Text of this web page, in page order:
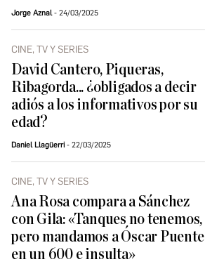
Jorge Aznal 24/03/2025
CINE, TV Y SERIES
David Cantero, Piqueras,
Ribagorda... ¿obligados a decir
adiós a los informativos por su
edad?
Daniel Llagüerri 22/03/2025
CINE, TV Y SERIES
Ana Rosa compara a Sánchez
con Gila: «Tanques no tenemos,
pero mandamos a Óscar Puente
en un 600 e insulta»